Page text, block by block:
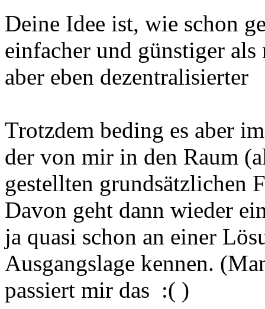
Deine Idee ist, wie schon
einfacher und günstiger als
aber eben dezentralisierter
Trotzdem beding es aber
der von mir in den Raum
gestellten grundsätzlichen
Davon geht dann wieder
ja quasi schon an einer
Ausgangslage kennen.
passiert mir das :( )